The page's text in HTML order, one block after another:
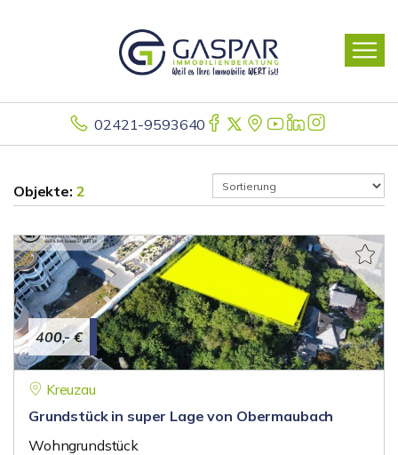
02421-9593640
Objekte: 2
400,- €
Kreuzau
Grundstück in super Lage von Obermaubach
Wohngrundstück